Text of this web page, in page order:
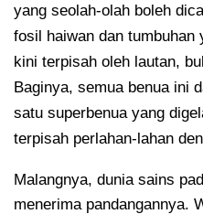
yang seolah-olah boleh
fosil haiwan dan tumbuhan
kini terpisah oleh lautan,
Baginya, semua benua ini
satu superbenua yang
terpisah perlahan-lahan
Malangnya, dunia sains
menerima pandangannya.